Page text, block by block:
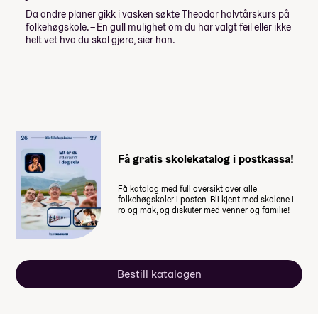
Beach & Volleyball, vår 2027
E-sport Aktiv, vår 2027
Volleyball Adventure, vår 2027
Lån og stipend
Stipend fra Lånekassen
Studiestøtten for neste år vedtas av
Stortinget i desember, ny beløp for
studiestøtte legges inn etter det.
Summen du må dekke selv
(14 040,- per måned)
Når du takker ja til skoleplassen må du
Da andre planer gikk i vasken søkte Theodor halvtårskurs på
folkehøgskole. – En gull mulighet om du har valgt feil eller ikke
helt vet hva du skal gjøre, sier han.
Få gratis skolekatalog i postkassa!
Få katalog med full oversikt over alle
folkehøgskoler i posten. Bli kjent med skolene i
ro og mak, og diskuter med venner og familie!
Bestill katalogen